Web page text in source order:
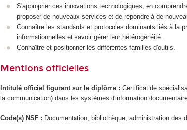
S'approprier ces innovations technologiques, en
proposer de nouveaux services et de répondre à de
Connaître les standards et protocoles dominants liés à la
informationnelles et savoir gérer leur hétérogénéité.
Connaître et positionner les différentes familles d'outils.
Mentions officielles
Intitulé officiel figurant sur le diplôme :Certificat de
la communication) dans les systèmes d'information documentaire
Code(s) NSF : Documentation, bibliothèque, administration des